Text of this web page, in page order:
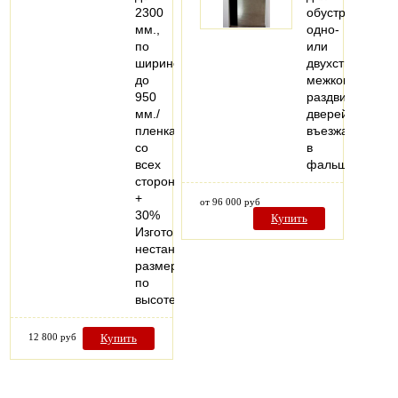
2300
мм.,
по
ширине
до
950
мм./
пленка
со
всех
сторон
+
30%
Изготовление
нестандартных
размеров
по
высоте…
12 800 руб Купить
обустройства
одно-
или
двухстворчатых
межкомнатных
раздвижных
дверей,
въезжающих
в
фальшстену..
от 96 000 руб
Купить